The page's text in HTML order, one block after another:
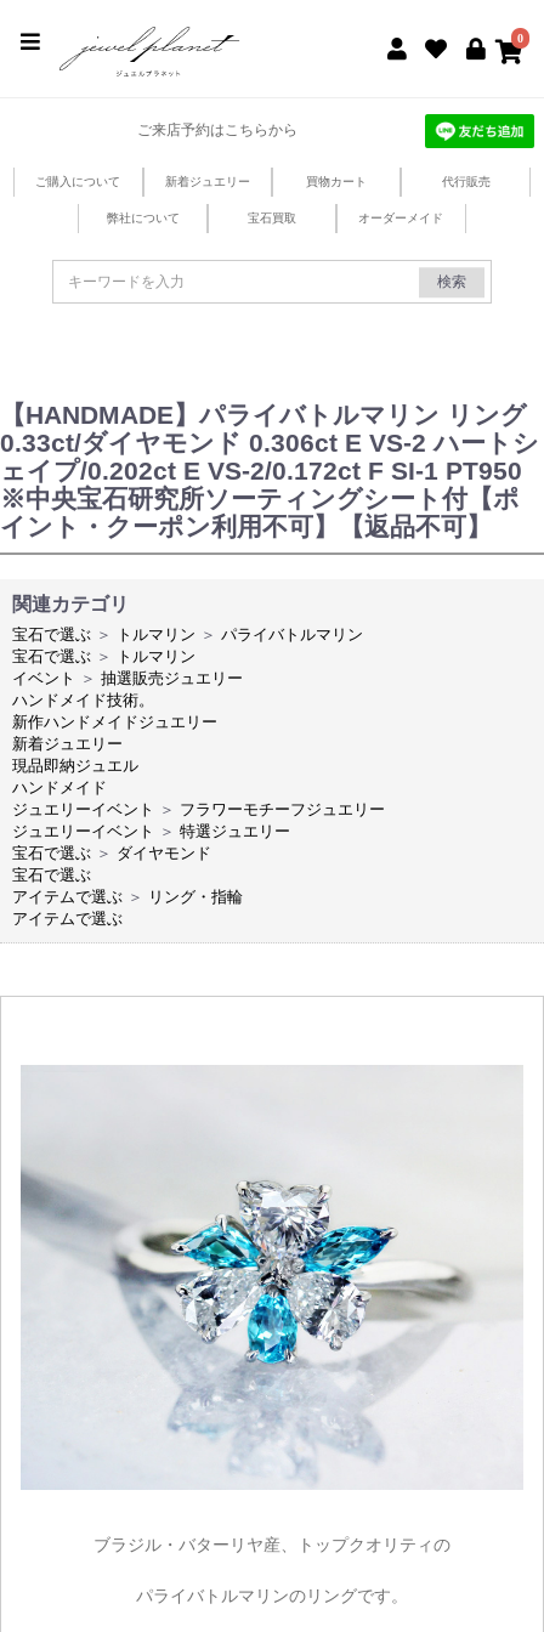
0
ご来店予約はこちらから
ご購入について 新着ジュエリー 買物カート 代行販売
弊社について 宝石買取 オーダーメイド
検索
【HANDMADE】パライバトルマリン リング
0.33ct/ダイヤモンド 0.306ct E VS-2 ハートシ
ェイプ/0.202ct E VS-2/0.172ct F SI-1 PT950
※中央宝石研究所ソーティングシート付【ポ
イント・クーポン利用不可】【返品不可】
関連カテゴリ
宝石で選ぶ ＞ トルマリン ＞ パライバトルマリン
宝石で選ぶ ＞
トルマリン
イベント
＞ 抽選販売ジュエリー
ハンドメイド技術。
新作ハンドメイドジュエリー
新着ジュエリー
現品即納ジュエル
ハンドメイド
ジュエリーイベント
＞ フラワーモチーフジュエリー
ジュエリーイベント
＞ 特選ジュエリー
宝石で選ぶ ＞ ダイヤモンド
宝石で選ぶ
アイテムで選ぶ ＞
リング・指輪
アイテムで選ぶ
ブラジル・バターリヤ産、トップクオリティの
パライバトルマリンのリングです。